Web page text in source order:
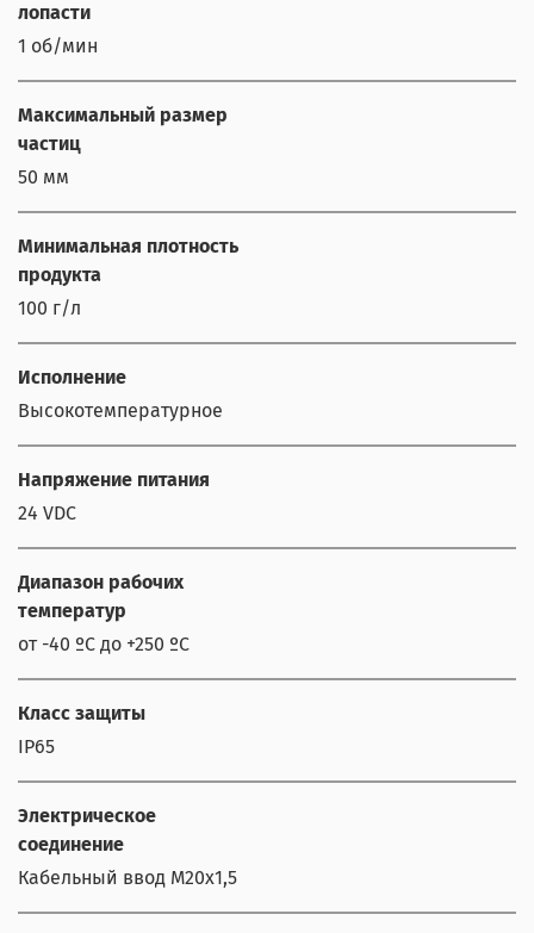
лопасти
1 об/мин
Максимальный размер
частиц
50 мм
Минимальная плотность
продукта
100 г/л
Исполнение
Высокотемпературное
Напряжение питания
24 VDC
Диапазон рабочих
температур
от -40 ºС до +250 ºС
Класс защиты
IP65
Электрическое
соединение
Кабельный ввод М20х1,5